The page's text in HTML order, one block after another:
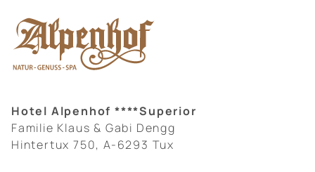
Hotel Alpenhof ****Superior
Familie Klaus & Gabi Dengg
Hintertux 750, A-6293 Tux